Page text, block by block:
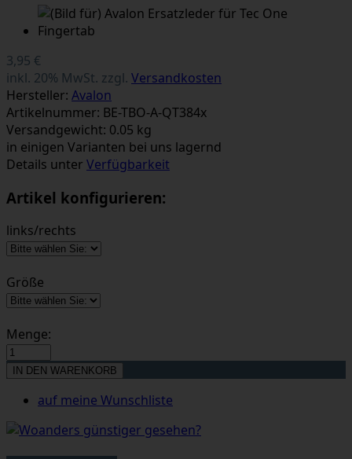
3,95 €
inkl. 20% MwSt. zzgl. Versandkosten
Hersteller: Avalon
Artikelnummer: BE-TBO-A-QT384x
Versandgewicht: 0.05 kg
in einigen Varianten bei uns lagernd
Details unter Verfügbarkeit
Artikel konfigurieren:
links/rechts
Größe
Menge:
auf meine Wunschliste